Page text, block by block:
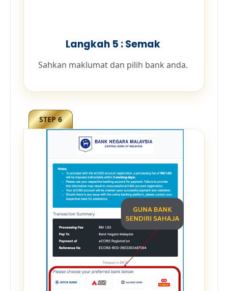
Langkah 5 : Semak
Sahkan maklumat dan pilih bank anda.
STEP 6